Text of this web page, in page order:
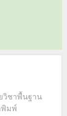
วิชาพื้นฐาน
มพ์